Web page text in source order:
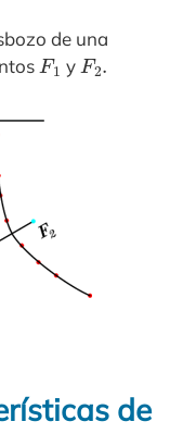
de una
F1 yF2.
de